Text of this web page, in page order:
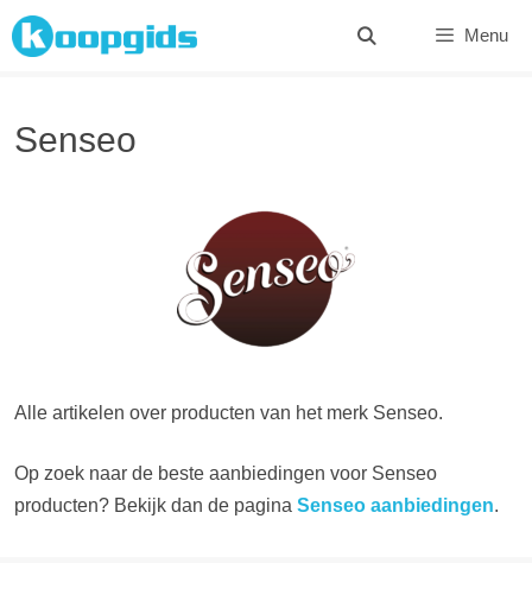
Spring
naar
Menu
Senseo
Alle artikelen over producten van het merk Senseo.
Op zoek naar de beste aanbiedingen voor Senseo
producten? Bekijk dan de pagina Senseo aanbiedingen.